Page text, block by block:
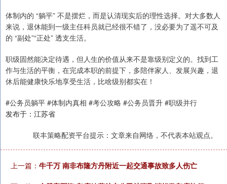
体制内的 “躺平” 不是摆烂，而是认清现实后的理性选择。对大多数人
来说，退休能到一级主任科员就已经很不错了，没必要为了遥不可及
的 “副处”“正处” 透支生活。
职级固然能决定待遇，但人生的价值从来不是靠级别定义的。找到工
作与生活的平衡，在完成本职的前提下，多陪伴家人、发展兴趣，退
休后能健康快乐地享受生活，比啥级别都实在！
#公务员躺平 #体制内真相 #考公攻略 #公务员晋升 #职级并行
发布于：江苏省
联丰策略配资平台提示：文章来自网络，不代表本站观点。
上一篇： 牛千万 南非布隆方丹附近一起交通事故致多人伤亡